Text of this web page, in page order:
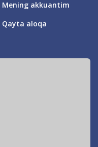
Mening akkuantim
Qayta aloqa